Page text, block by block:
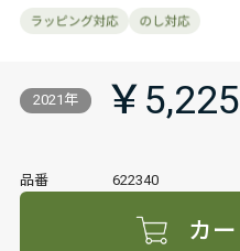
2021年 ￥5,225
品番 622340
カ